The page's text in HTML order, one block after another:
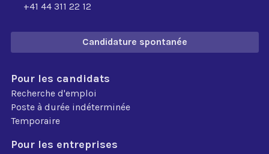
+41 44 311 22 12
Candidature spontanée
Pour les candidats
Recherche d'emploi
Poste à durée indéterminée
Temporaire
Pour les entreprises